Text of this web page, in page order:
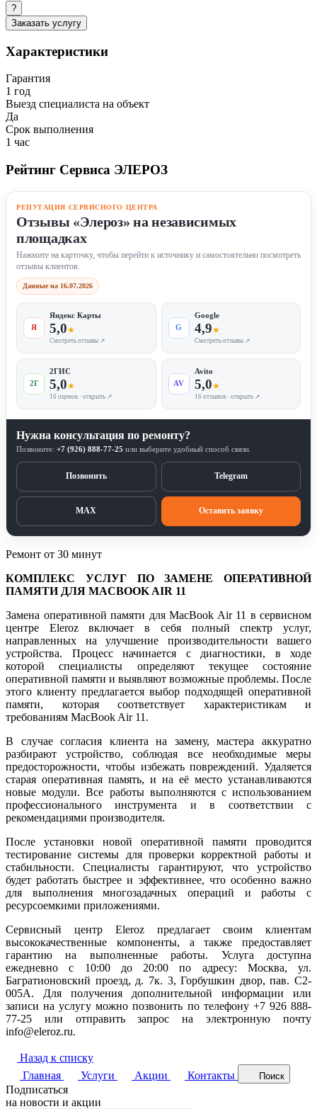
?
Заказать услугу
Характеристики
Гарантия
1 год
Выезд специалиста на объект
Да
Срок выполнения
1 час
Рейтинг Сервиса ЭЛЕРОЗ
РЕПУТАЦИЯ СЕРВИСНОГО ЦЕНТРА
Отзывы «Элероз» на независимых
площадках
Нажмите на карточку, чтобы перейти к источнику и самостоятельно посмотреть
отзывы клиентов.
Данные на 16.07.2026
Я
Яндекс Карты
5,0★
Смотреть отзывы ↗
G
Google
4,9★
Смотреть отзывы ↗
2Г
2ГИС
5,0★
16 оценок · открыть ↗
AV
Avito
5,0★
16 отзывов · открыть ↗
Нужна консультация по ремонту?
Позвоните: +7 (926) 888-77-25 или выберите удобный способ связи.
Позвонить Telegram
MAX Оставить заявку
Ремонт от 30 минут
КОМПЛЕКС УСЛУГ ПО ЗАМЕНЕ ОПЕРАТИВНОЙ
ПАМЯТИ ДЛЯ MACBOOK AIR 11
Замена оперативной памяти для MacBook Air 11 в сервисном
центре Eleroz включает в себя полный спектр услуг,
направленных на улучшение производительности вашего
устройства. Процесс начинается с диагностики, в ходе
которой специалисты определяют текущее состояние
оперативной памяти и выявляют возможные проблемы. После
этого клиенту предлагается выбор подходящей оперативной
памяти, которая соответствует характеристикам и
требованиям MacBook Air 11.
В случае согласия клиента на замену, мастера аккуратно
разбирают устройство, соблюдая все необходимые меры
предосторожности, чтобы избежать повреждений. Удаляется
старая оперативная память, и на её место устанавливаются
новые модули. Все работы выполняются с использованием
профессионального инструмента и в соответствии с
рекомендациями производителя.
После установки новой оперативной памяти проводится
тестирование системы для проверки корректной работы и
стабильности. Специалисты гарантируют, что устройство
будет работать быстрее и эффективнее, что особенно важно
для выполнения многозадачных операций и работы с
ресурсоемкими приложениями.
Сервисный центр Eleroz предлагает своим клиентам
высококачественные компоненты, а также предоставляет
гарантию на выполненные работы. Услуга доступна
ежедневно с 10:00 до 20:00 по адресу: Москва, ул.
Багратионовский проезд, д. 7к. 3, Горбушкин двор, пав. C2-
005A. Для получения дополнительной информации или
записи на услугу можно позвонить по телефону +7 926 888-
77-25 или отправить запрос на электронную почту
info@eleroz.ru.
Назад к списку
Главная
Услуги Акции Контакты Поиск
Подписаться
на новости и акции